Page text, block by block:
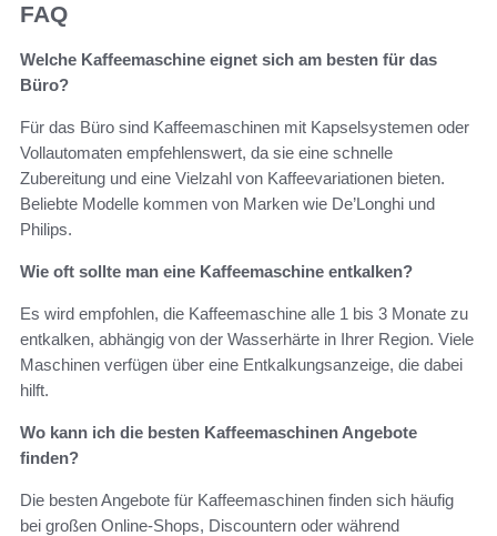
FAQ
Welche Kaffeemaschine eignet sich am besten für das
Büro?
Für das Büro sind Kaffeemaschinen mit Kapselsystemen oder
Vollautomaten empfehlenswert, da sie eine schnelle
Zubereitung und eine Vielzahl von Kaffeevariationen bieten.
Beliebte Modelle kommen von Marken wie De’Longhi und
Philips.
Wie oft sollte man eine Kaffeemaschine entkalken?
Es wird empfohlen, die Kaffeemaschine alle 1 bis 3 Monate zu
entkalken, abhängig von der Wasserhärte in Ihrer Region. Viele
Maschinen verfügen über eine Entkalkungsanzeige, die dabei
hilft.
Wo kann ich die besten Kaffeemaschinen Angebote
finden?
Die besten Angebote für Kaffeemaschinen finden sich häufig
bei großen Online-Shops, Discountern oder während